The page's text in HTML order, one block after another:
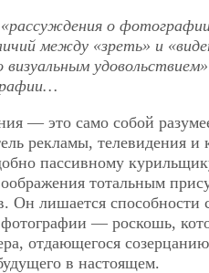
о
между «зреть» и
— это само собой
рекламы, телевидения
пассивному
тотальным
лишается способности
— роскошь,
отдающегося
в настоящем.